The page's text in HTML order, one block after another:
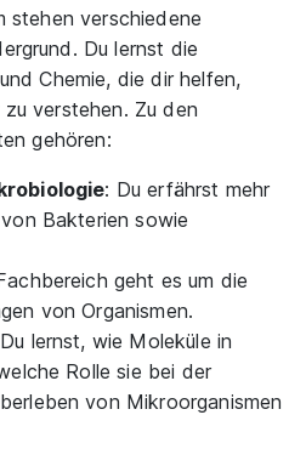
stehen verschiedene
Du lernst die
Chemie, die dir helfen,
verstehen. Zu den
gehören:
: Du erfährst mehr
Bakterien sowie
geht es um die
von Organismen.
lernst, wie Moleküle in
Rolle sie bei der
von Mikroorganismen